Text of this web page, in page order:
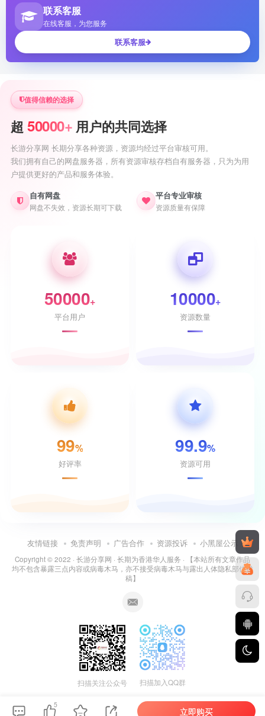
联系客服
在线客服，为您服务
联系客服
值得信赖的选择
超 50000+ 用户的共同选择
长游分享网 长期分享各种资源，资源均经过平台审核可用。
我们拥有自己的网盘服务器，所有资源审核存档自有服务器，只为为用
户提供更好的产品和服务体验。
自有网盘
网盘不失效，资源长期可下载
平台专业审核
资源质量有保障
50000+
平台用户
10000+
资源数量
99%
好评率
99.9%
资源可用
友情链接 免责声明 广告合作 资源投诉 小黑屋公示
Copyright © 2022 · 长游分享网 · 长期为香港华人服务 · 【本站所有文章作品
均不包含暴露三点内容或病毒木马，亦不接受病毒木马与露出人体隐私部位投
稿】
扫描关注公众号 扫描加入QQ群
5
立即购买